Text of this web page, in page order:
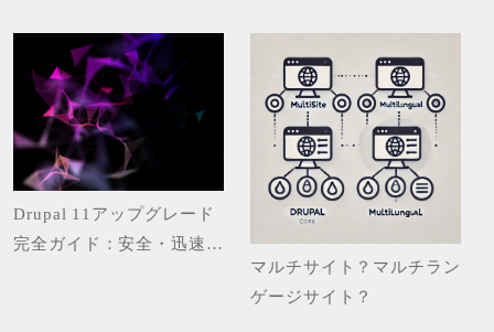
Drupal 11アップグレード
完全ガイド：安全・迅速な
マルチサイト？マルチラン
ゲージサイト？